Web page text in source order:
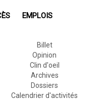
EMPLOIS
Billet
Opinion
Clin d'oeil
Archives
Dossiers
Calendrier d'activités